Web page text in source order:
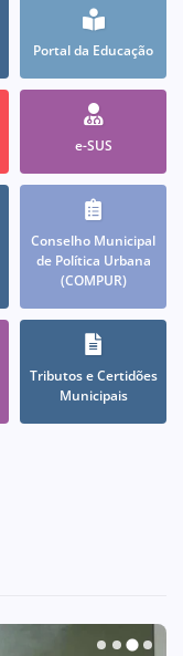
Portal da Educação
e-SUS
Conselho Municipal
de Política Urbana
(COMPUR)
Tributos e Certidões
Municipais